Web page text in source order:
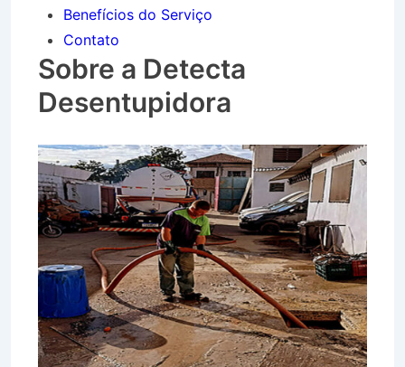
Benefícios do Serviço
Contato
Sobre a Detecta
Desentupidora